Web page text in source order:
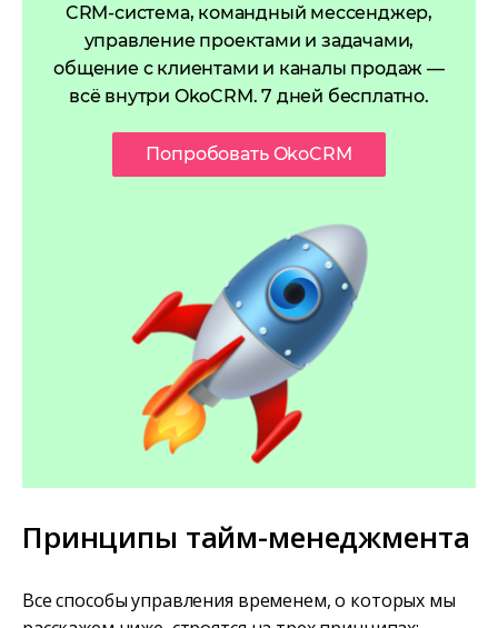
CRM-система, командный мессенджер,
управление проектами и задачами,
общение с клиентами и каналы продаж —
всё внутри OkoCRM. 7 дней бесплатно.
Попробовать OkoCRM
Принципы тайм-менеджмента
Все способы управления временем, о которых мы